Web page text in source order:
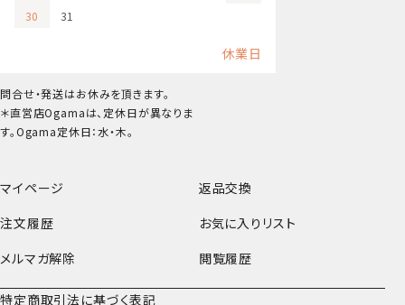
マイページ
返品交換
注文履歴
お気に入りリスト
メルマガ解除
閲覧履歴
特定商取引法に基づく表記
30
31
休業日
問合せ・発送はお休みを頂きます。
＊直営店Ogamaは、定休日が異なりま
す。Ogama定休日：水・木。